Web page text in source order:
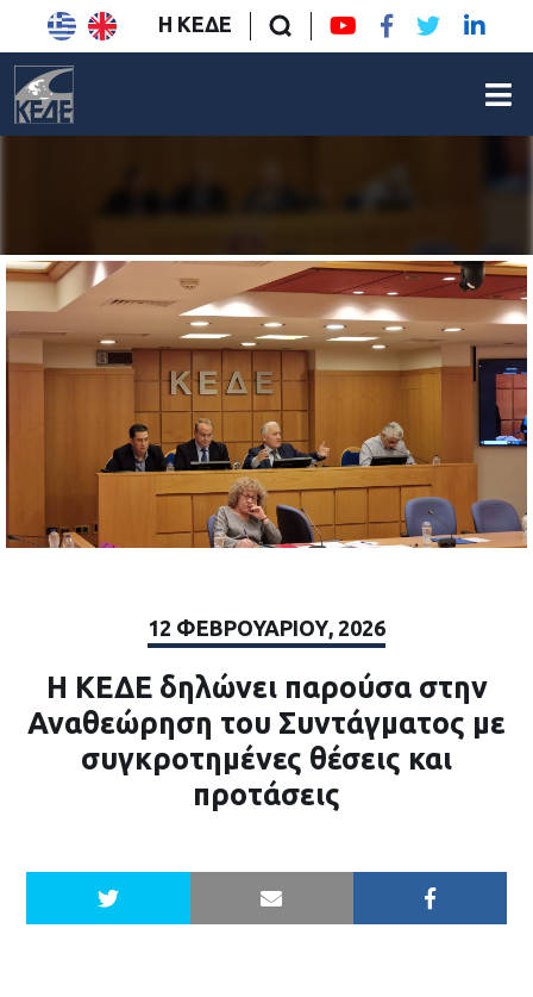
Η ΚΕΔΕ
12 ΦΕΒΡΟΥΑΡΊΟΥ, 2026
Η ΚΕΔΕ δηλώνει παρούσα στην
Αναθεώρηση του Συντάγματος με
συγκροτημένες θέσεις και
προτάσεις